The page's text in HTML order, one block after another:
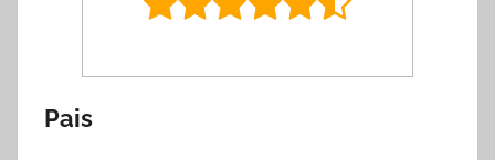
Pais